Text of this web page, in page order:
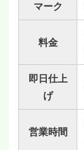
マーク
料金
即日仕上
げ
営業時間